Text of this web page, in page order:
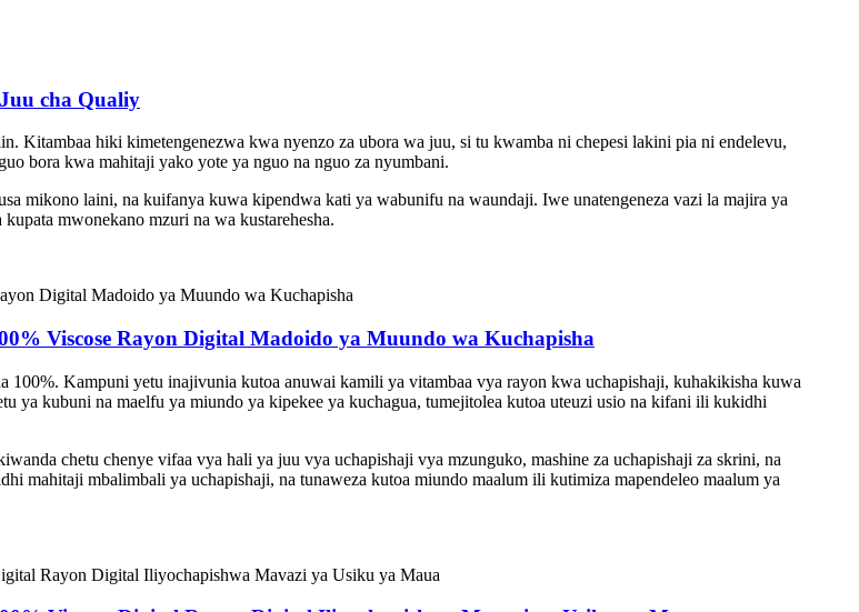
cha Qualiy
Kitambaa hiki kimetengenezwa kwa nyenzo za ubora wa juu, si tu kwamba ni chepesi lakini pia ni endelevu,
bora kwa mahitaji yako yote ya nguo na nguo za nyumbani.
mikono laini, na kuifanya kuwa kipendwa kati ya wabunifu na waundaji. Iwe unatengeneza vazi la majira ya
mwonekano mzuri na wa kustarehesha.
Viscose Rayon Digital Madoido ya Muundo wa Kuchapisha
Kampuni yetu inajivunia kutoa anuwai kamili ya vitambaa vya rayon kwa uchapishaji, kuhakikisha kuwa
ya kubuni na maelfu ya miundo ya kipekee ya kuchagua, tumejitolea kutoa uteuzi usio na kifani ili kukidhi
chetu chenye vifaa vya hali ya juu vya uchapishaji vya mzunguko, mashine za uchapishaji za skrini, na
mahitaji mbalimbali ya uchapishaji, na tunaweza kutoa miundo maalum ili kutimiza mapendeleo maalum ya